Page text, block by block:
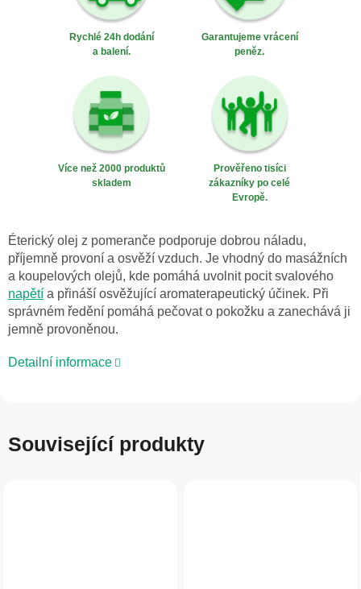
Rychlé 24h dodání
a balení.
Garantujeme vrácení
peněz.
Více než 2000 produktů
skladem
Prověřeno tisíci
zákazníky po celé
Evropě.
Éterický olej z pomeranče podporuje dobrou náladu,
příjemně provoní a osvěží vzduch. Je vhodný do masážních
a koupelových olejů, kde pomáhá uvolnit pocit svalového
napětí a přináší osvěžující aromaterapeutický účinek. Při
správném ředění pomáhá pečovat o pokožku a zanechává ji
jemně provoněnou.
Detailní informace
Související produkty